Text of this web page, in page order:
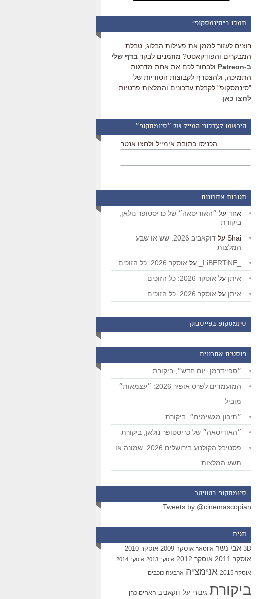
תמכו ב"סינמסקופ"
רוצים לעזור לממן את פעילות הבלוג, טבלת
המבקרים והפודקאסט? מוזמנים לבקר בדף שלי
ב-Patreon
ולבחור לכם את אחת מדרגות
התמיכה, ולהצטרף לקבוצות הסודיות של
"סינמסקופ" לקבלת עדכונים והמלצות פרטיות.
לחצו כאן
הירשמו לעדכוני המייל של ״סינמסקופ״
הכניסו כתובת אימייל ולחצו אנטר
תגובות אחרונות
אחד על ״האודיסאה״ של כריסטופר נולאן,
ביקורת
Shai על
דוקאביב 2026: שש או שבע
המלצות
על אוסקר 2026: כל הזוכים
איתן על אוסקר 2026: כל הזוכים
איתן על אוסקר 2026: כל הזוכים
סינמסקופ בפייסבוק
פוסטים אחרונים
״ספיידרמן: יום חדש״, ביקורת
המועמדים לפרס אופיר 2026: ״עצמאות״
מוביל
״תיכון מגשימים״, ביקורת
״האודיסאה״ של כריסטופר נולאן, ביקורת
פסטיבל הקולנוע בירושלים 2026: שמונה או
תשע המלצות
סינמסקופ בטוויטר
Tweets by @cinemascopian
תגים
3D אבי נשר אווטאר אוסקר 2009 אוסקר 2010
אוסקר 2011 אוסקר 2012 אוסקר 2013 אוסקר 2014
אוסקר 2015 אנימציה ארבעה כוכבים
ביקורת גיבורי על דוקאביב האחים כהן